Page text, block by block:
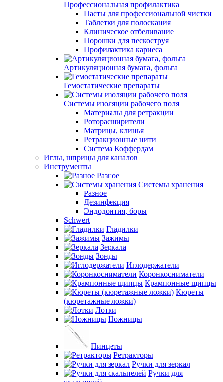
Профессиональная профилактика
Пасты для профессиональной чистки
Таблетки для полоскания
Клиническое отбеливание
Порошки для пескоструя
Профилактика кариеса
Артикуляционная бумага, фольга
Гемостатические препараты
Системы изоляции рабочего поля
Материалы для ретракции
Роторасширители
Матрицы, клинья
Ретракционные нити
Система Коффердам
Иглы, шприцы для каналов
Инструменты
Разное
Системы хранения
Разное
Дезинфекция
Эндодонтия, боры
Schwert
Гладилки
Зажимы
Зеркала
Зонды
Иглодержатели
Коронкосниматели
Крампонные щипцы
Кюреты
(кюретажные ложки)
Лотки
Ножницы
Пинцеты
Ретракторы
Ручки для зеркал
Ручки для